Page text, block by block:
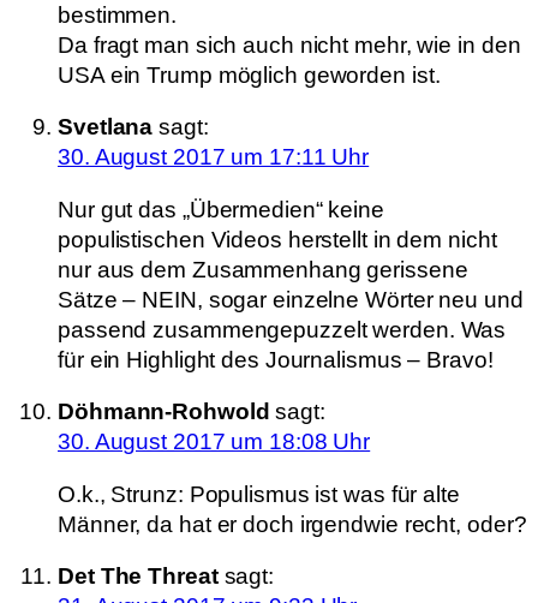
bestimmen.
Da fragt man sich auch nicht mehr, wie in den
USA ein Trump möglich geworden ist.
Svetlana sagt:
30. August 2017 um 17:11 Uhr
Nur gut das „Übermedien“ keine
populistischen Videos herstellt in dem nicht
nur aus dem Zusammenhang gerissene
Sätze – NEIN, sogar einzelne Wörter neu und
passend zusammengepuzzelt werden. Was
für ein Highlight des Journalismus – Bravo!
Döhmann-Rohwold sagt:
30. August 2017 um 18:08 Uhr
O.k., Strunz: Populismus ist was für alte
Männer, da hat er doch irgendwie recht, oder?
Det The Threat sagt: